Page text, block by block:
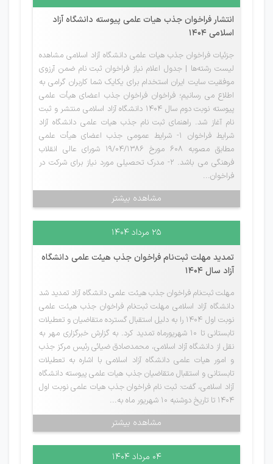
انتشار فراخوان جذب هیات علمی پیوسته دانشگاه آزاد
اسلامی 1404
جزئیات فراخوان جذب هیات علمی دانشگاه آزاد اسلامی مشاهده
لیست رشته‌ها | جدول اعلام نیاز فراخوان ثبت نام ضمن آرزوی
موفقیت سایت ایران استخدام برای یکایک شما کاربران گرامی به
اطلاع می رسانیم؛ فراخوان فراخوان جذب اعضای هیأت علمی
پیوسته نوبت دوم سال ۱۴۰۴ دانشگاه آزاد اسلامی منتشر و ثبت
نام آغاز شد. راهنمای ثبت نام جذب هیات علمی دانشگاه آزاد
شرایط فراخوان 1- شرایط عمومی جذب اعضای هیأت علمی
مطابق مصوبه 608 مورخ 19/04/1386 شورای عالی انقلاب
فرهنگی می باشد. 2- مدرک تحصیلی مورد نیاز برای شرکت در
فراخوان...
مشاهده بیشتر
۲۵ مرداد ۱۴۰۴
تمدید مهلت ثبت‌نام فراخوان جذب هیئت علمی دانشگاه
آزاد سال 1404
مهلت ثبت‌نام فراخوان جذب هیئت علمی دانشگاه آزاد تمدید شد
دانشگاه آزاد اسلامی مهلت ثبت‌نام فراخوان جذب هیئت علمی
نوبت اول ۱۴۰۴ را به دلیل استقبال گسترده متقاضیان و تعطیلات
تابستانی تا ۱۰ شهریورماه تمدید کرد. به گزارش خبرگزاری مهر به
نقل از دانشگاه آزاد اسلامی، محمدصادق ضیائی رئیس مرکز جذب
و امور هیات علمی دانشگاه آزاد اسلامی با اشاره به تعطیلات
تابستانی و استقبال متقاضیان جذب هیات علمی پیوسته دانشگاه
آزاد اسلامی، گفت: ثبت نام فراخوان جذب هیات علمی نوبت اول
۱۴۰۴ تا تاریخ دوشنبه ۱۰ شهریور ماه به...
مشاهده بیشتر
۰۴ مرداد ۱۴۰۴